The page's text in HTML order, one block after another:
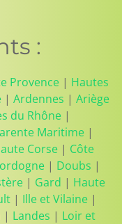
:
Provence | Hautes
| Ardennes | Ariège
du Rhône |
Maritime |
Corse | Côte
| Doubs |
| Gard | Haute
| Ille et Vilaine |
| Landes | Loir et